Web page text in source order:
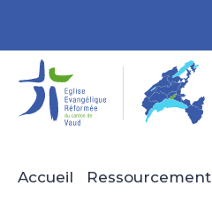
Accueil Ressourcement